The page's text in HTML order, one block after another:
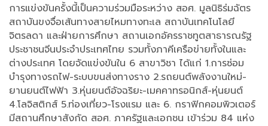
การแข่งขันครั้งนี้เป็นความร่วมมือระหว่าง สอศ. มูลนิธิร่มฉัตร
สถาบันขงจื่อเส้นทางสายไหมทางทะเล สถาบันเทคโนโลยี
จิตรลดา และฝ่ายการศึกษา สถานเอกอัครราชทูตสาธารณรัฐ
ประชาชนจีนประจำประเทศไทย รวมทั้งภาคีเครือข่ายทั้งในและ
ต่างประเทศ โดยจัดแข่งขันใน 6 สาขาวิชา ได้แก่ 1.การซ่อม
บำรุงทางรถไฟ-ระบบขนส่งทางราง 2.รถยนต์พลังงานใหม่-
ยานยนต์ไฟฟ้า 3.หุ่นยนต์อัจฉริยะ-เมคคาทรอนิกส์-หุ่นยนต์
4.โลจิสติกส์ 5.ท่องเที่ยว-โรงแรม และ 6. กราฟิกคอมพิวเตอร์
มีสถานศึกษาสังกัด สอศ. ภาครัฐและเอกชน เข้าร่วม 84 แห่ง